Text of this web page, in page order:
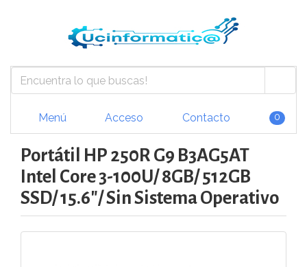
Menú Acceso Contacto 0
Portátil HP 250R G9 B3AG5AT
Intel Core 3-100U/ 8GB/ 512GB
SSD/ 15.6"/ Sin Sistema Operativo